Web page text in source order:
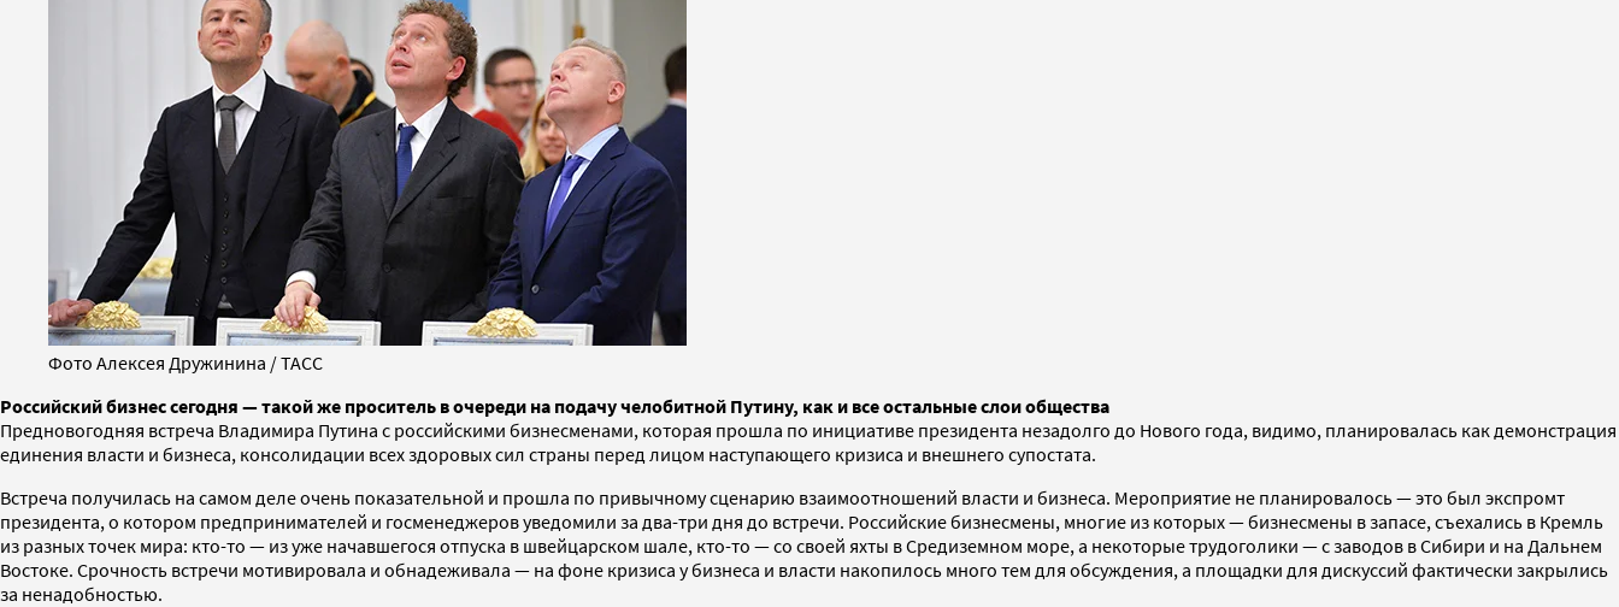
Фото Алексея Дружинина / ТАСС
Российский бизнес сегодня — такой же проситель в очереди на подачу челобитной Путину, как и все остальные слои общества
Предновогодняя встреча Владимира Путина с российскими бизнесменами, которая прошла по инициативе президента незадолго до Нового года, видимо, планировалась как демонстрация
единения власти и бизнеса, консолидации всех здоровых сил страны перед лицом наступающего кризиса и внешнего супостата.
Встреча получилась на самом деле очень показательной и прошла по привычному сценарию взаимоотношений власти и бизнеса. Мероприятие не планировалось — это был экспромт
президента, о котором предпринимателей и госменеджеров уведомили за два-три дня до встречи. Российские бизнесмены, многие из которых — бизнесмены в запасе, съехались в Кремль
из разных точек мира: кто-то — из уже начавшегося отпуска в швейцарском шале, кто-то — со своей яхты в Средиземном море, а некоторые трудоголики — с заводов в Сибири и на Дальнем
Востоке. Срочность встречи мотивировала и обнадеживала — на фоне кризиса у бизнеса и власти накопилось много тем для обсуждения, а площадки для дискуссий фактически закрылись
за ненадобностью.